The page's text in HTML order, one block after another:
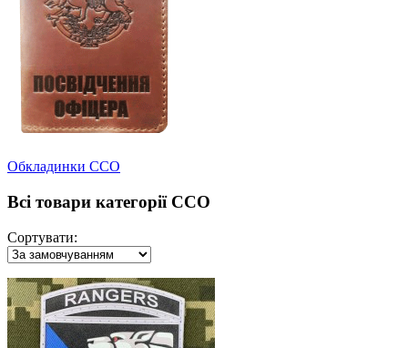
Обкладинки ССО
Всі товари категорії ССО
Сортувати: